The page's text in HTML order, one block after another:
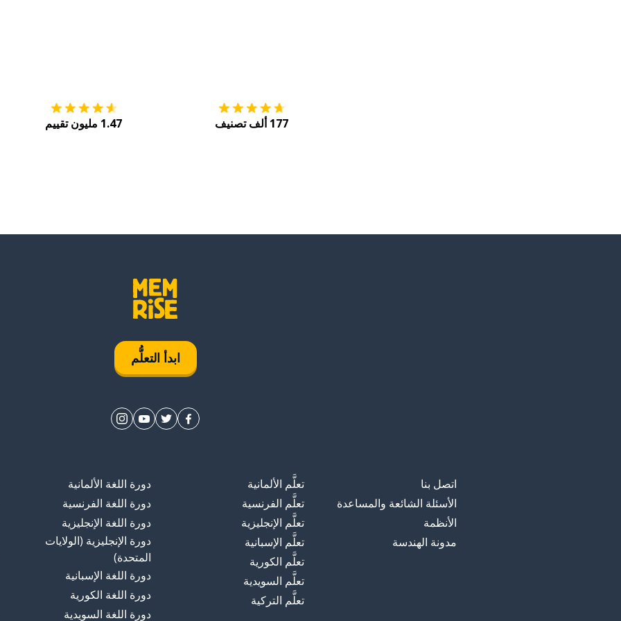
177 ألف تصنيف 1.47 مليون تقييم
ابدأ التعلُّم
اتصل بنا
الأسئلة الشائعة والمساعدة
الأنظمة
مدونة الهندسة
تعلَّم الألمانية
تعلَّم الفرنسية
تعلَّم الإنجليزية
تعلَّم الإسبانية
تعلَّم الكورية
تعلَّم السويدية
تعلَّم التركية
دورة اللغة الألمانية
دورة اللغة الفرنسية
دورة اللغة الإنجليزية
دورة الإنجليزية (الولايات
المتحدة)
دورة اللغة الإسبانية
دورة اللغة الكورية
دورة اللغة السويدية